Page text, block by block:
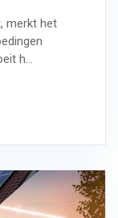
merkt het
h...